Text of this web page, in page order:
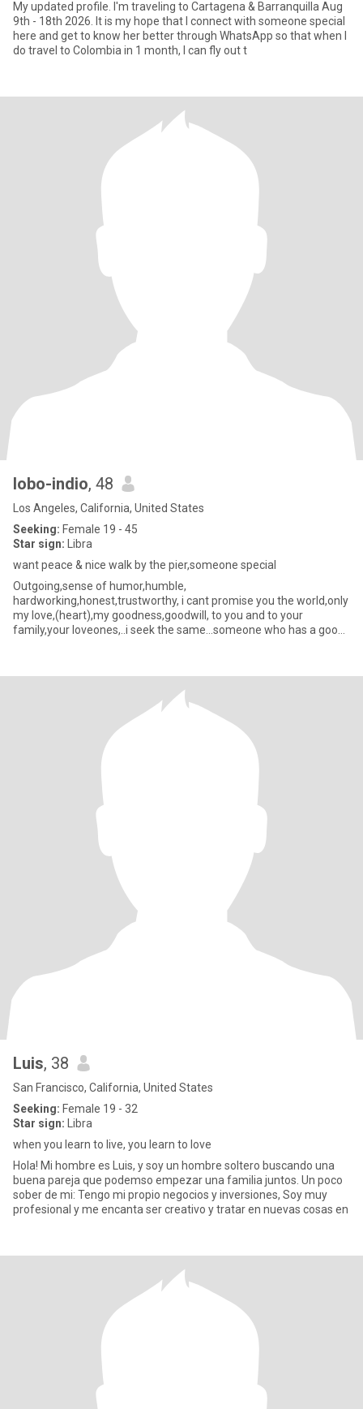
My updated profile. I'm traveling to Cartagena & Barranquilla Aug
9th - 18th 2026. It is my hope that I connect with someone special
here and get to know her better through WhatsApp so that when I
do travel to Colombia in 1 month, I can fly out t
lobo-indio, 48
Los Angeles, California, United States
Seeking: Female 19 - 45
Star sign: Libra
want peace & nice walk by the pier,someone special
Outgoing,sense of humor,humble,
hardworking,honest,trustworthy, i cant promise you the world,only
my love,(heart),my goodness,goodwill, to you and to your
family,your loveones,..i seek the same...someone who has a good
Luis, 38
San Francisco, California, United States
Seeking: Female 19 - 32
Star sign: Libra
when you learn to live, you learn to love
Hola! Mi hombre es Luis, y soy un hombre soltero buscando una
buena pareja que podemso empezar una familia juntos. Un poco
sober de mi: Tengo mi propio negocios y inversiones, Soy muy
profesional y me encanta ser creativo y tratar en nuevas cosas en